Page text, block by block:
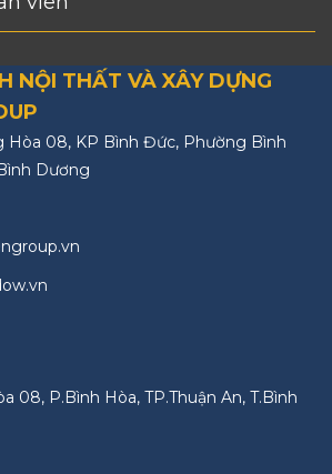
NỘI THẤT VÀ XÂY DỰNG
Hòa 08, KP Bình Đức, Phường Bình
Dương
08, P.Bình Hòa, TP.Thuận An, T.Bình